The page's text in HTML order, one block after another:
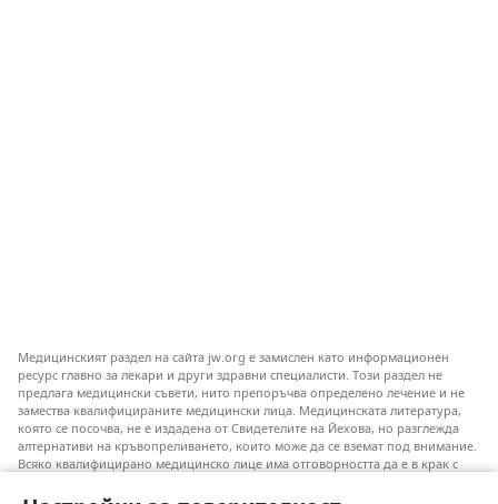
Медицинският раздел на сайта jw.org е замислен като информационен
ресурс главно за лекари и други здравни специалисти. Този раздел не
предлага медицински съвети, нито препоръчва определено лечение и не
замества квалифицираните медицински лица. Медицинската литература,
която се посочва, не е издадена от Свидетелите на Йехова, но разглежда
алтернативи на кръвопреливането, които може да се вземат под внимание.
Всяко квалифицирано медицинско лице има отговорността да е в крак с
помага на пациентите си да направят избор съобразно техните